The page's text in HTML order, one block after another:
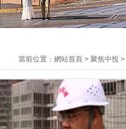
當前位置： 網站首頁 > 聚焦中投 >